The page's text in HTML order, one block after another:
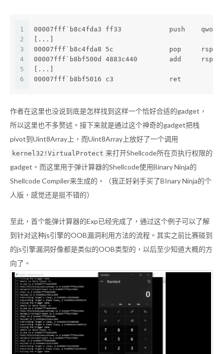
1
2
3
4
5
6
00007fff`b8c4fda3 ff33            push
[...]
00007fff`b8c4fda8 5c              pop     rsp
00007fff`b8bf500d 4883c440        add
[...]
00007fff`b8bf5016 c3              ret
作者在这里也没说到底是怎样找到这样一个恰好合适的gadget，
所以这里也不多赘述。接下来就是通过这个神奇的gadget把栈
pivot到Uint8Array上，而Uint8Array上放好了一个调用
kernel32!VirtualProtect 来打开Shellcode所在页执行权限的
gadget。而这里用于弹计算器的Shellcode使用Binary Ninja的
Shellcode Compiler来生成的。（我正好剁手买了BInary Ninja的个
人版，感觉还是挺不错的）
至此，首个能弹计算器的Exp已经完成了，通过这个例子可以了解
到针对这种js引擎的OOB漏洞利用方法的流程。其实之前比赛碰到
的js引擎漏洞好像都是类似的OOB类型的，以后至少知道大概的方
向了。